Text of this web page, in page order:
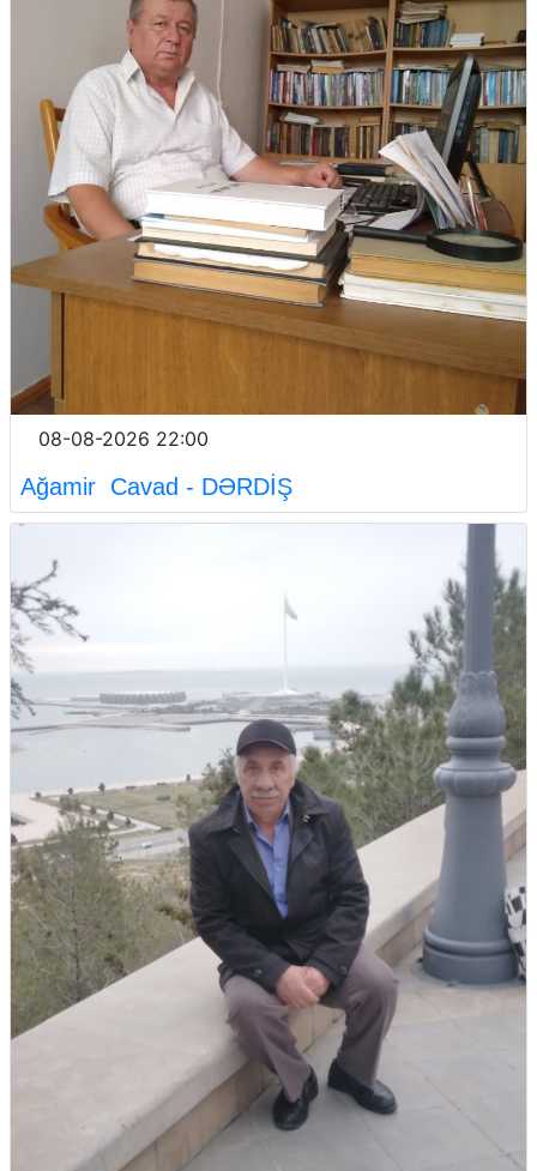
08-08-2026 22:00
Ağamir Cavad - DƏRDİŞ